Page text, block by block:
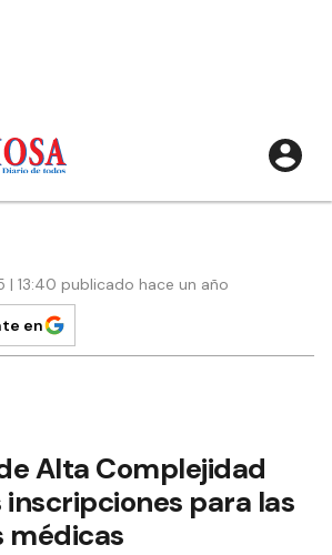
| 13:40 publicado hace un año
en
Alta Complejidad
inscripciones para las
médicas